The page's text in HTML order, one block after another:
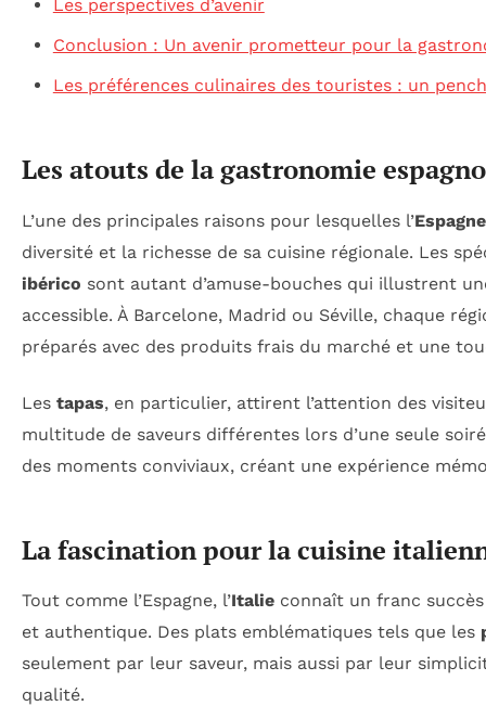
Les perspectives d’avenir
Conclusion : Un avenir prometteur pour la
Les préférences culinaires des touristes : un
Les atouts de la gastronomie
L’une des principales raisons pour lesquelles l’Espagne
diversité et la richesse de sa cuisine régionale. Les
ibérico sont autant d’amuse-bouches qui illustrent
accessible. À Barcelone, Madrid ou Séville, chaque
préparés avec des produits frais du marché et une
Les tapas, en particulier, attirent l’attention des
multitude de saveurs différentes lors d’une seule
des moments conviviaux, créant une expérience
La fascination pour la cuisine
Tout comme l’Espagne, l’Italie connaît un franc
et authentique. Des plats emblématiques tels que les
seulement par leur saveur, mais aussi par leur
qualité.